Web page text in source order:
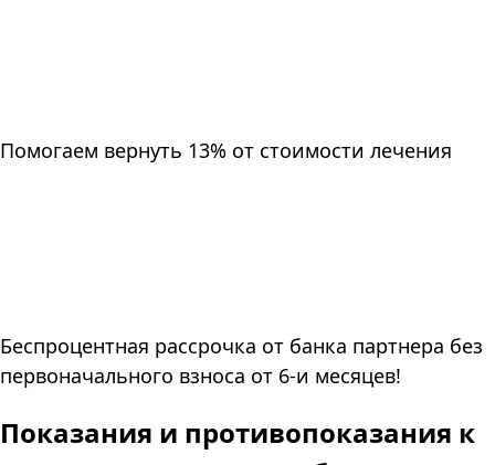
Помогаем вернуть 13% от стоимости лечения
Беспроцентная рассрочка от банка партнера без
первоначального взноса от 6-и месяцев!
Показания и противопоказания к